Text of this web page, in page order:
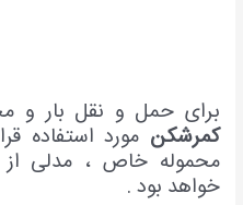
برای حمل و نقل بار و
کمرشکن مورد استفاده
محموله خاص ، مدلی از
خواهد بود .